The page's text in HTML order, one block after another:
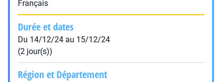
Français
Durée et dates
Du 14/12/24 au 15/12/24
(2 jour(s))
Région et Département